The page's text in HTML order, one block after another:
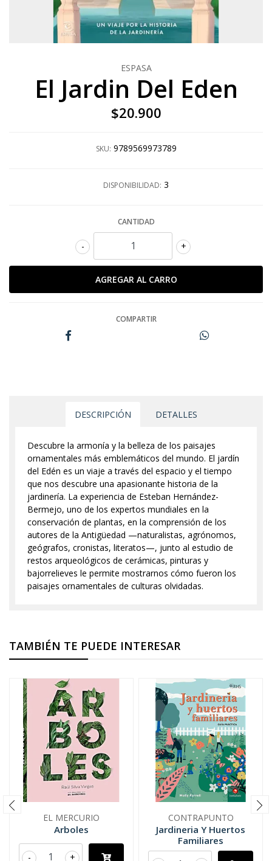
ESPASA
El Jardin Del Eden
$20.900
SKU: 9789569973789
DISPONIBILIDAD: 3
CANTIDAD
+
-
COMPARTIR
DESCRIPCIÓN DETALLES
Descubre la armonía y la belleza de los paisajes
ornamentales más emblemáticos del mundo. El jardín
del Edén es un viaje a través del espacio y el tiempo
que nos descubre una apasionante historia de la
jardinería. La experiencia de Esteban Hernández-
Bermejo, uno de los expertos mundiales en la
conservación de plantas, en la comprensión de los
autores de la Antigüedad —naturalistas, agrónomos,
geógrafos, cronistas, literatos—, junto al estudio de
restos arqueológicos de cerámicas, pinturas y
bajorrelieves le permite mostrarnos cómo fueron los
paisajes ornamentales de culturas olvidadas.
TAMBIÉN TE PUEDE INTERESAR
EL MERCURIO
Arboles
+
-
CONTRAPUNTO
Jardineria Y Huertos
Familiares